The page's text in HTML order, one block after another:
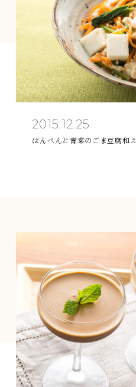
2015.12.25
はんぺんと青菜のごま豆腐和え